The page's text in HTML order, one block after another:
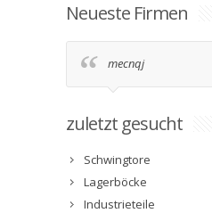
Neueste Firmen
mecnqj
zuletzt gesucht
Schwingtore
Lagerböcke
Industrieteile